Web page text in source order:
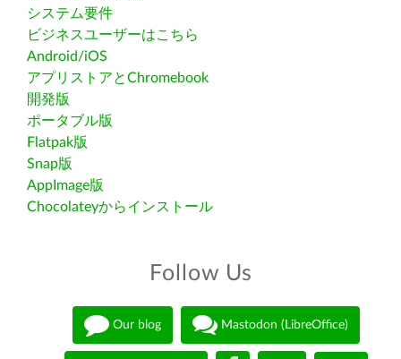
システム要件
ビジネスユーザーはこちら
Android/iOS
アプリストアとChromebook
開発版
ポータブル版
Flatpak版
Snap版
AppImage版
Chocolateyからインストール
Follow Us
Our blog Mastodon (LibreOffice)